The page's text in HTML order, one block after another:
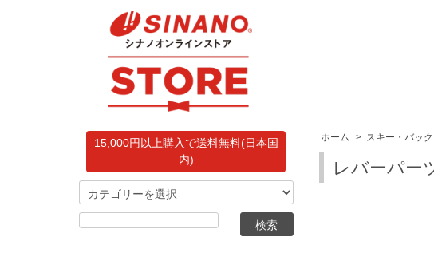
ホーム > スキー・バッ
レバーパー
15,000円以上購入で送料無料(日本国
内)